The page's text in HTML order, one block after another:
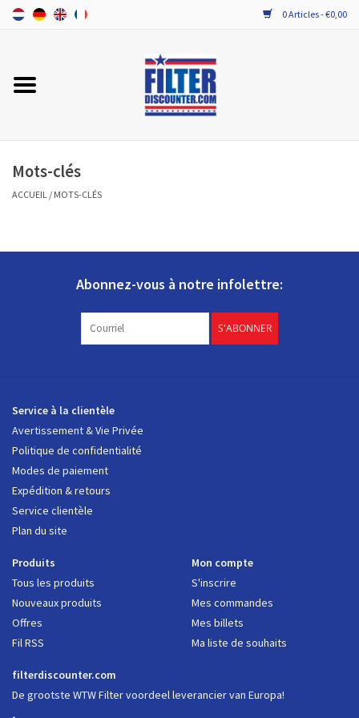
0 Articles - €0,00
Accueil
FLUX
PROBIOTICA ONDERHOUD
Mots-clés
ACCUEIL / MOTS-CLÉS
Abonnez-vous à notre infolettre:
S'ABONNER
Service à la clientèle
Avertissement & Vie Privée
Politique de confidentialité
Modes de paiement
Expédition & retours
Service clientèle
Plan du site
Produits
Tous les produits
Nouveaux produits
Offres
Fil RSS
Mon compte
S'inscrire
Mes commandes
Mes billets
Ma liste de souhaits
filterdiscounter.com
De grootste WTW Filter voordeel leverancier van Europa!